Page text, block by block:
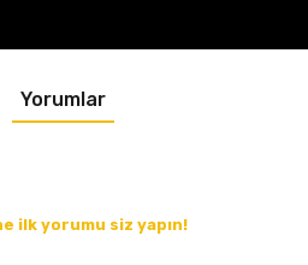
Yorumlar
ilk yorumu siz yapın!